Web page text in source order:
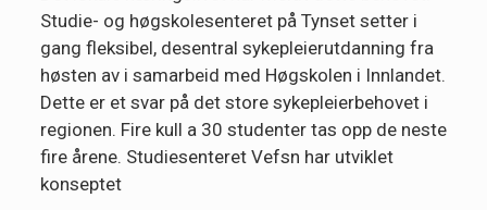
Studie- og høgskolesenteret på Tynset setter i
gang fleksibel, desentral sykepleierutdanning fra
høsten av i samarbeid med Høgskolen i Innlandet.
Dette er et svar på det store sykepleierbehovet i
regionen. Fire kull a 30 studenter tas opp de neste
fire årene. Studiesenteret Vefsn har utviklet
konseptet